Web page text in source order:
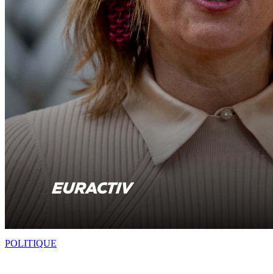
POLITIQUE